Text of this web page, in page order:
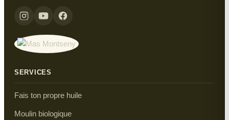
SERVICES
Fais ton propre huile
Moulin biologique